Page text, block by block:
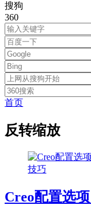
搜狗
360
首页
反转缩放
技巧
Creo配置选